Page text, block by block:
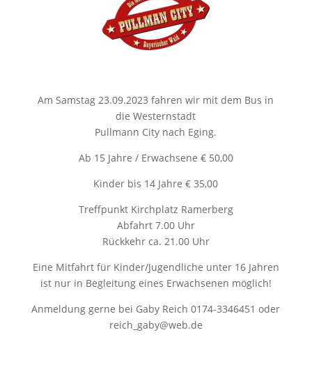
Am Samstag 23.09.2023fahren wir mit dem Bus in
dieWesternstadt
Pullmann City nach Eging.
Ab 15 Jahre / Erwachsene € 50,00
Kinder bis 14 Jahre € 35,00
Treffpunkt Kirchplatz Ramerberg
Abfahrt 7.00 Uhr
Rückkehr ca. 21.00 Uhr
Eine Mitfahrt für Kinder/Jugendliche unter 16 Jahren
ist nur in Begleitung eines Erwachsenen möglich!
Anmeldung gerne bei Gaby Reich 0174-3346451 oder
reich_gaby@web.de